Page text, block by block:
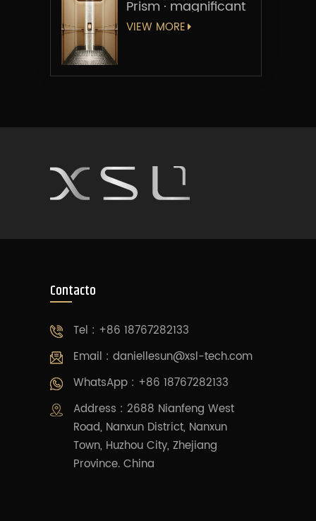
Prism · magnificant
VIEW MORE
Contacto
Tel : +86 18767282133
Email : daniellesun@xsl-tech.com
WhatsApp : +86 18767282133
Address : 2688 Nianfeng West
Road, Nanxun District, Nanxun
Town, Huzhou City, Zhejiang
Province. China